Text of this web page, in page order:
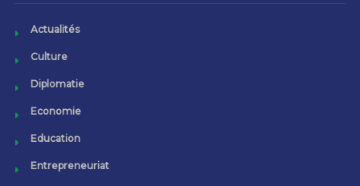
Actualités
Culture
Diplomatie
Economie
Education
Entrepreneuriat